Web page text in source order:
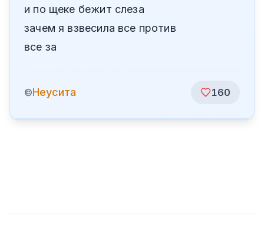
и по щеке бежит слеза
зачем я взвесила все против
все за
©Неусита 160